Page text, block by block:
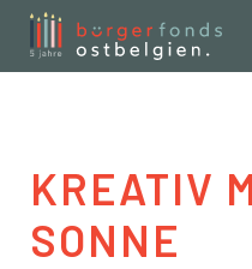
Buergerfond
KREATIV
SONNE